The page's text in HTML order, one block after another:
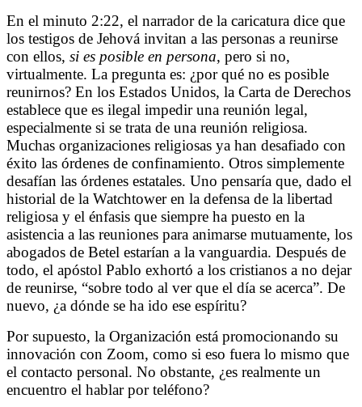
En el minuto 2:22, el narrador de la caricatura dice que
los testigos de Jehová invitan a las personas a reunirse
con ellos, si es posible en persona, pero si no,
virtualmente. La pregunta es: ¿por qué no es posible
reunirnos? En los Estados Unidos, la Carta de Derechos
establece que es ilegal impedir una reunión legal,
especialmente si se trata de una reunión religiosa.
Muchas organizaciones religiosas ya han desafiado con
éxito las órdenes de confinamiento. Otros simplemente
desafían las órdenes estatales. Uno pensaría que, dado el
historial de la Watchtower en la defensa de la libertad
religiosa y el énfasis que siempre ha puesto en la
asistencia a las reuniones para animarse mutuamente, los
abogados de Betel estarían a la vanguardia. Después de
todo, el apóstol Pablo exhortó a los cristianos a no dejar
de reunirse, “sobre todo al ver que el día se acerca”. De
nuevo, ¿a dónde se ha ido ese espíritu?
Por supuesto, la Organización está promocionando su
innovación con Zoom, como si eso fuera lo mismo que
el contacto personal. No obstante, ¿es realmente un
encuentro el hablar por teléfono?